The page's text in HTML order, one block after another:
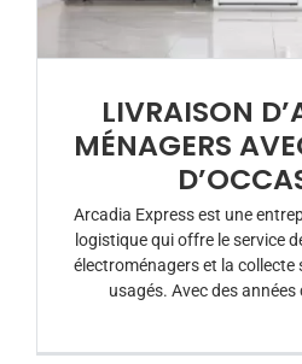
LIVRAISON
MÉNAGERS
Arcadia Express est une
logistique qui offre le service
électroménagers et la
usagés. Avec des